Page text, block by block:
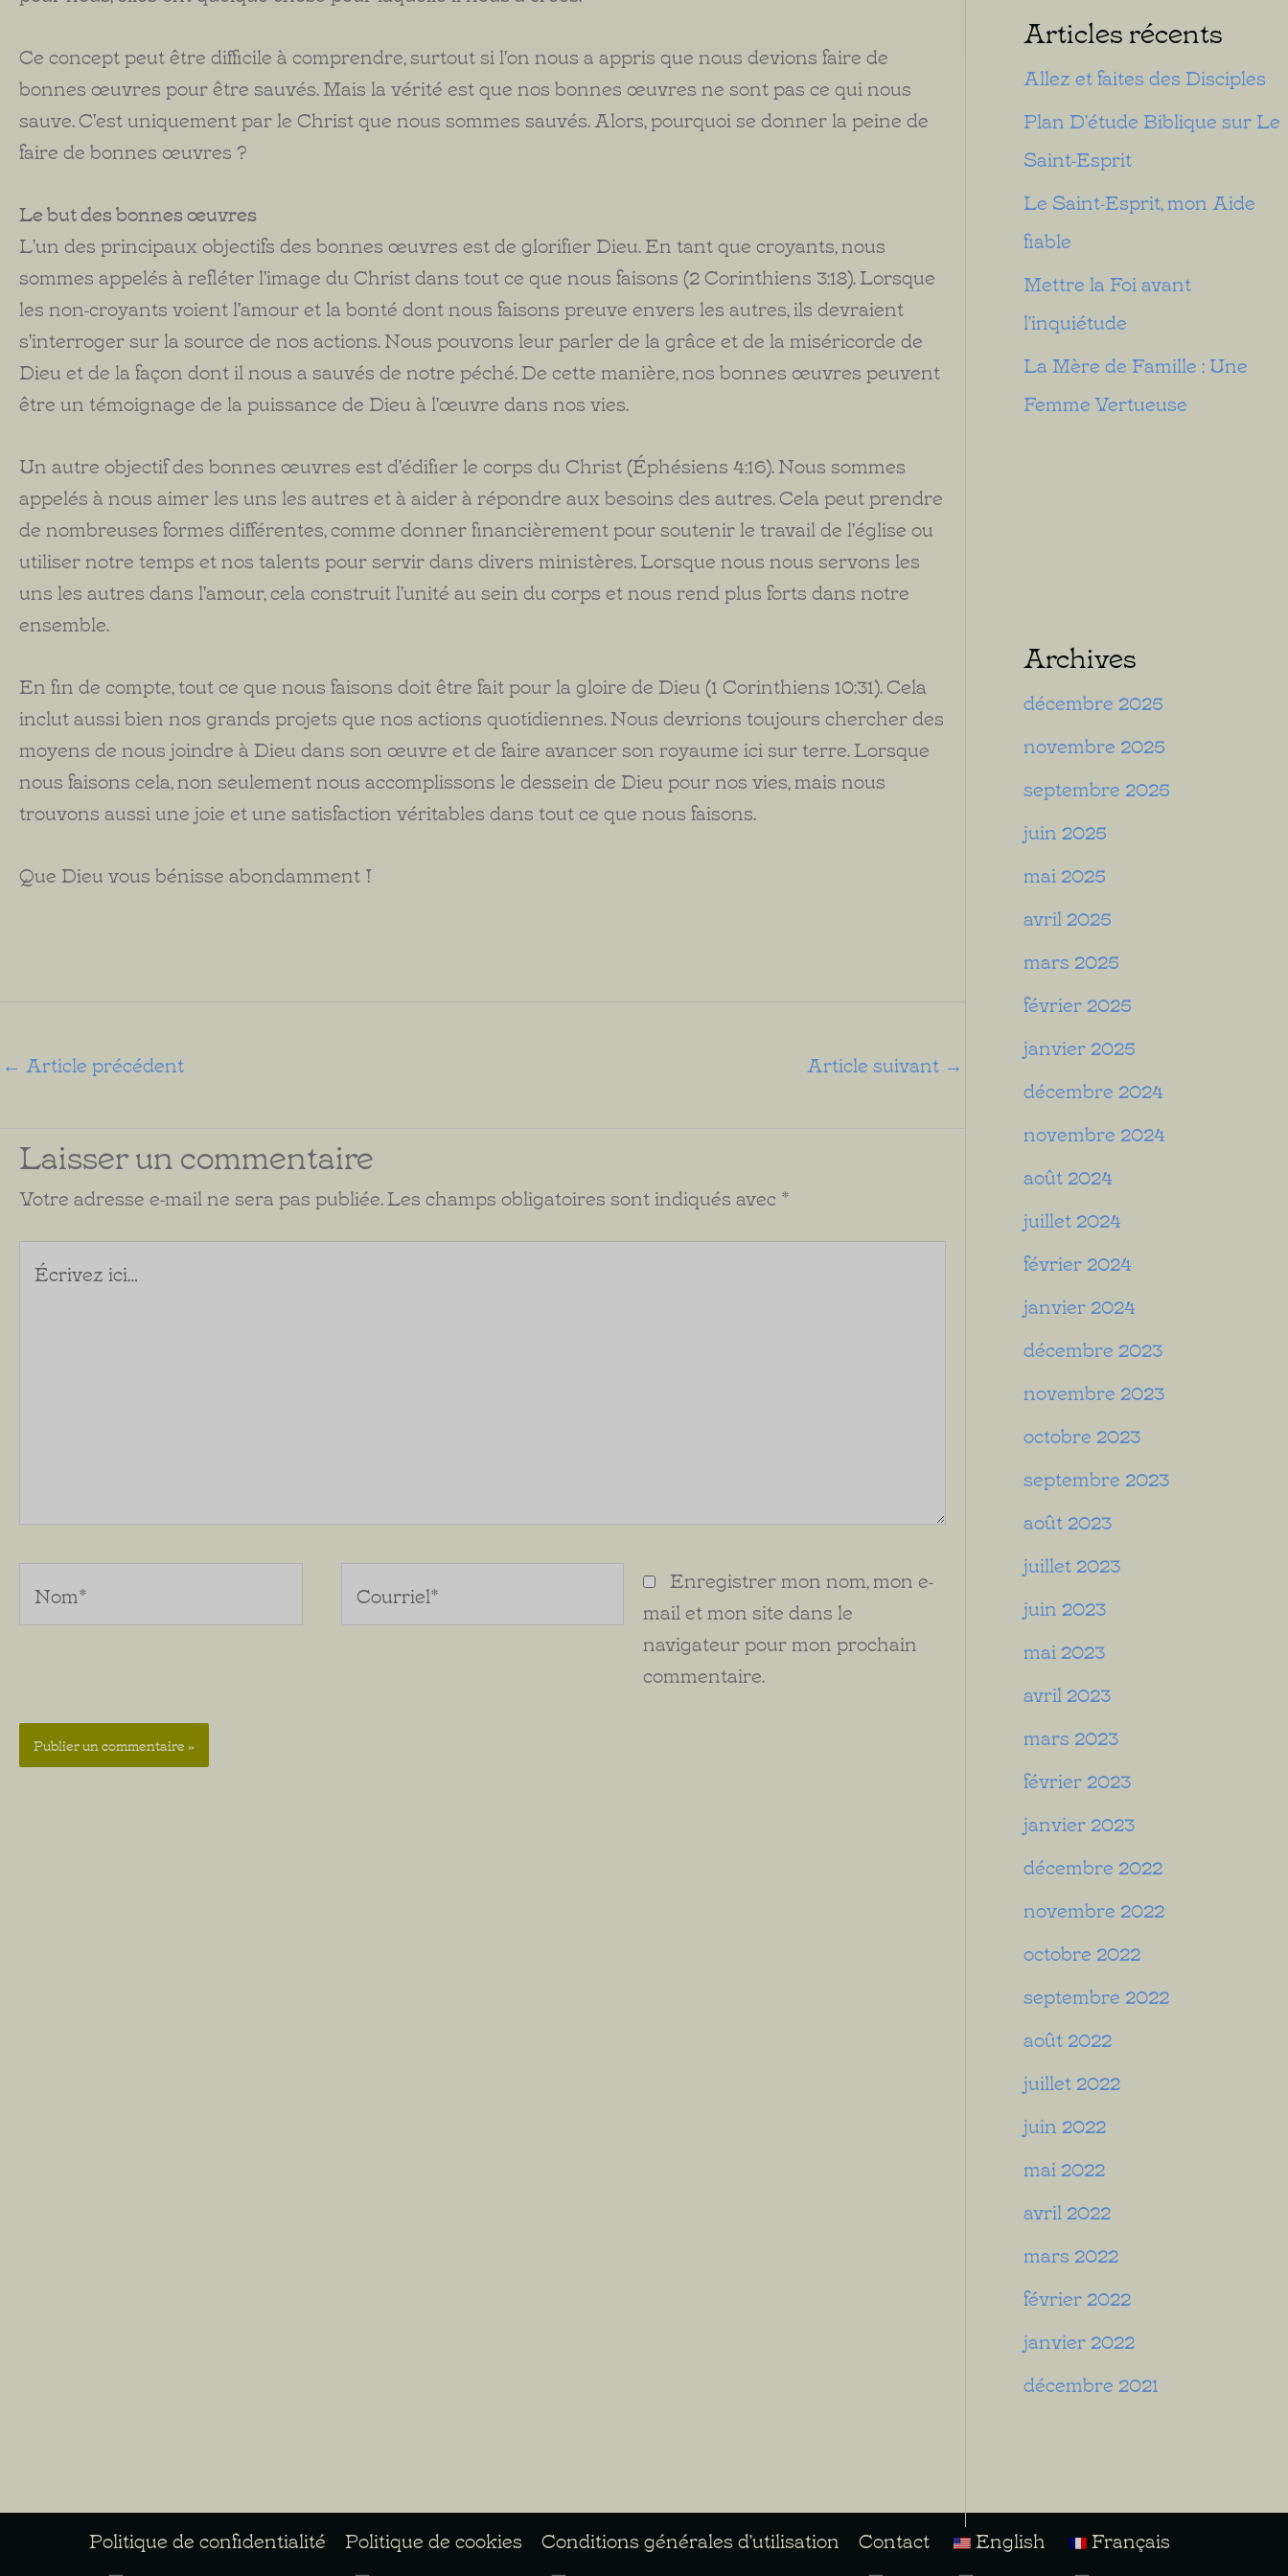
Ce concept peut être difficile à comprendre, surtout si l'on nous a appris que nous devions faire de
bonnes œuvres pour être sauvés. Mais la vérité est que nos bonnes œuvres ne sont pas ce qui nous
sauve. C'est uniquement par le Christ que nous sommes sauvés. Alors, pourquoi se donner la peine de
faire de bonnes œuvres ?
Le but des bonnes œuvres
L'un des principaux objectifs des bonnes œuvres est de glorifier Dieu. En tant que croyants, nous
sommes appelés à refléter l'image du Christ dans tout ce que nous faisons (2 Corinthiens 3:18). Lorsque
les non-croyants voient l'amour et la bonté dont nous faisons preuve envers les autres, ils devraient
s'interroger sur la source de nos actions. Nous pouvons leur parler de la grâce et de la miséricorde de
Dieu et de la façon dont il nous a sauvés de notre péché. De cette manière, nos bonnes œuvres peuvent
être un témoignage de la puissance de Dieu à l'œuvre dans nos vies.
Un autre objectif des bonnes œuvres est d'édifier le corps du Christ (Éphésiens 4:16). Nous sommes
appelés à nous aimer les uns les autres et à aider à répondre aux besoins des autres. Cela peut prendre
de nombreuses formes différentes, comme donner financièrement pour soutenir le travail de l'église ou
utiliser notre temps et nos talents pour servir dans divers ministères. Lorsque nous nous servons les
uns les autres dans l'amour, cela construit l'unité au sein du corps et nous rend plus forts dans notre
ensemble.
En fin de compte, tout ce que nous faisons doit être fait pour la gloire de Dieu (1 Corinthiens 10:31). Cela
inclut aussi bien nos grands projets que nos actions quotidiennes. Nous devrions toujours chercher des
moyens de nous joindre à Dieu dans son œuvre et de faire avancer son royaume ici sur terre. Lorsque
nous faisons cela, non seulement nous accomplissons le dessein de Dieu pour nos vies, mais nous
trouvons aussi une joie et une satisfaction véritables dans tout ce que nous faisons.
Que Dieu vous bénisse abondamment !
← Article précédent Article suivant →
Laisser un commentaire
Votre adresse e-mail ne sera pas publiée.Les champs obligatoires sont indiqués avec *
Écrivez
ici…
Enregistrer mon nom, mon e-
mail et mon site dans le
navigateur pour mon prochain
commentaire.
Articles récents
Allez et faites des Disciples
Plan D’étude Biblique sur Le
Saint-Esprit
Le Saint-Esprit, mon Aide
fiable
Mettre la Foi avant
l’inquiétude
La Mère de Famille : Une
Femme Vertueuse
Archives
décembre 2025
novembre 2025
septembre 2025
juin 2025
mai 2025
avril 2025
mars 2025
février 2025
janvier 2025
décembre 2024
novembre 2024
août 2024
juillet 2024
février 2024
janvier 2024
décembre 2023
novembre 2023
octobre 2023
septembre 2023
août 2023
juillet 2023
juin 2023
mai 2023
avril 2023
mars 2023
février 2023
janvier 2023
décembre 2022
novembre 2022
octobre 2022
septembre 2022
août 2022
juillet 2022
juin 2022
mai 2022
avril 2022
mars 2022
février 2022
janvier 2022
décembre 2021
Politique de confidentialité Politique de cookies Conditions générales d’utilisation Contact English Français